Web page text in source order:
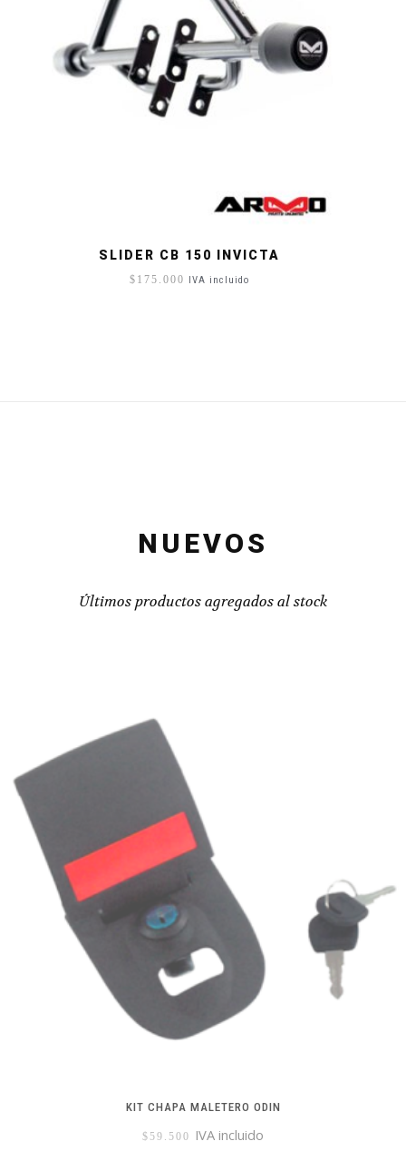
SLIDER CB 150 INVICTA
$ 175.000 IVA incluido
NUEVOS
Últimos productos agregados al stock
KIT CHAPA MALETERO ODIN
$ 59.500 IVA incluido